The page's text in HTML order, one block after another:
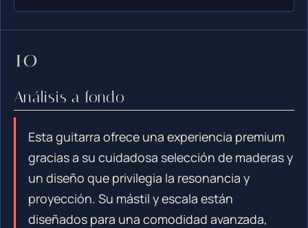
Análisis a fondo
Esta guitarra ofrece una experiencia premium
gracias a su cuidadosa selección de maderas y
un diseño que privilegia la resonancia y
proyección. Su mástil y escala están
diseñados para una comodidad avanzada,